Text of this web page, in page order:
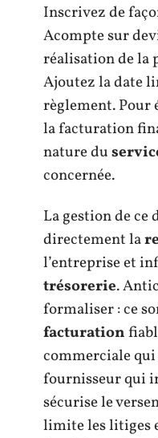
Inscrivez de
Acompte sur
réalisation de la
Ajoutez la date
règlement.
la facturation
nature du
concernée.
La gestion de ce
directement la
l’entreprise et
trésorerie.
formaliser : ce
facturation
commerciale
fournisseur qui
sécurise le
limite les litiges